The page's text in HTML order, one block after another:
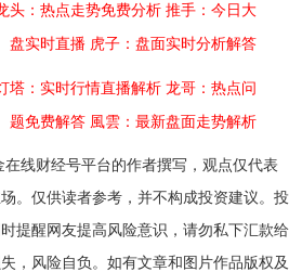
头：热点走势免费分析 推手：今日大
盘实时直播 虎子：盘面实时分析解答
塔：实时行情直播解析 龙哥：热点问
题免费解答 風雲：最新盘面走势解析
在线财经号平台的作者撰写，观点仅代表
。仅供读者参考，并不构成投资建议。投
提醒网友提高风险意识，请勿私下汇款给
，风险自负。如有文章和图片作品版权及